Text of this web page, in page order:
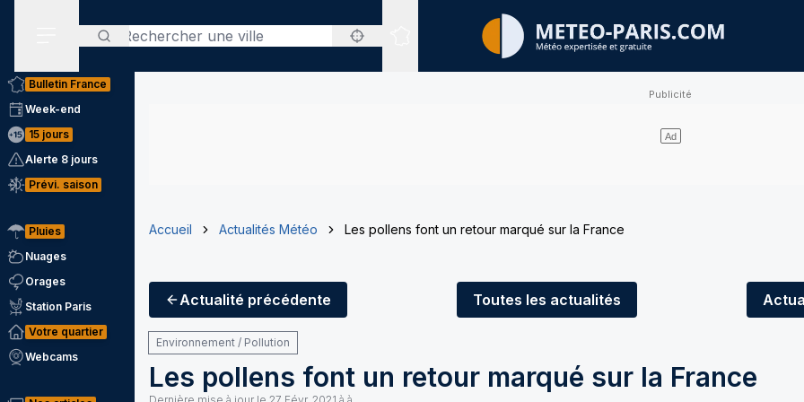
Rechercher
Sites expertisés
Bulletin France
Week-end
15 jours
Alerte 8 jours
Prévi. saison
Pluies
Nuages
Orages
Station Paris
Votre quartier
Webcams
Accueil Actualités Météo Les pollens font un retour marqué sur la France
Actualité précédente Toutes les actualités
Environnement / Pollution
Les pollens font un retour marqué sur la France